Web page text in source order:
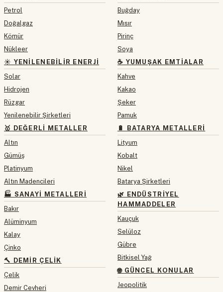
Petrol
Doğalgaz
Kömür
Nükleer
☀️ YENILENEBILIR ENERJI
Solar
Hidrojen
Rüzgar
Yenilenebilir Şirketleri
🥇 DEĞERLI METALLER
Altın
Gümüş
Platinyum
Altın Madencileri
🏭 SANAYI METALLERI
Bakır
Alüminyum
Kalay
Çinko
🔨 DEMIR ÇELIK
Çelik
Demir Cevheri
Buğday
Mısır
Pirinç
Soya
☕ YUMUŞAK EMTIALAR
Kahve
Kakao
Şeker
Pamuk
🔋 BATARYA METALLERI
Lityum
Kobalt
Nikel
Batarya Şirketleri
🌿 ENDÜSTRIYEL
HAMMADDELER
Kauçuk
Selüloz
Gübre
Bitkisel Yağ
🌐 GÜNCEL KONULAR
Jeopolitik